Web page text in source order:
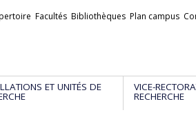
Facultés Bibliothèques Plan campus
ET UNITÉS DE VICE-
RECHERCHE